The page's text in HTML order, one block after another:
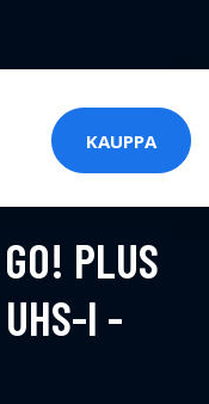
KAUPPA
PLUS
I -